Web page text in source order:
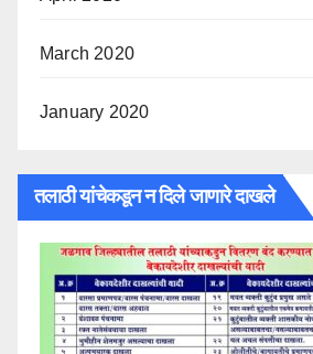
March 2020
January 2020
तलाठी यांचेकडून न दिले जाणारे दाखले